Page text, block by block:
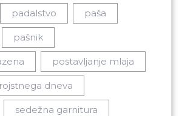
padalstvo paša
pašnik
postavljanje mlaja
dneva
sedežna garnitura